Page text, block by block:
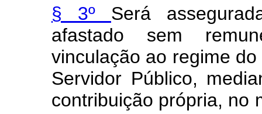
§ 3º Será
afastado sem
vinculação ao regime
Servidor Público,
contribuição própria, no